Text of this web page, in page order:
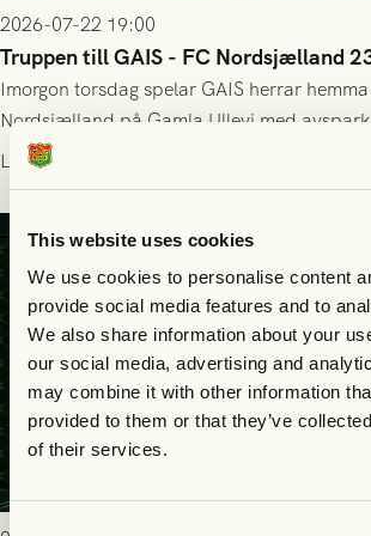
This website uses cookies
We use cookies to personalise content
provide social media features and to
We also share information about your
our social media, advertising and
may combine it with other information
provided to them or that they’ve
of their services.
Consent
2026-07-22 19:00
Truppen till GAIS - FC Nordsjælland
Imorgon torsdag spelar GAIS herrar
Nordsjælland på Gamla Ullevi med
Holmberg och ledarstaben har tagit ut
Läs mer